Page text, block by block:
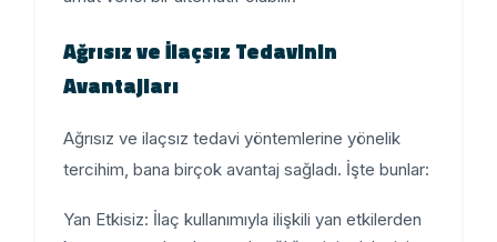
Ağrısız ve İlaçsız Tedavinin
Avantajları
Ağrısız ve ilaçsız tedavi yöntemlerine yönelik
tercihim, bana birçok avantaj sağladı. İşte bunlar:
Yan Etkisiz: İlaç kullanımıyla ilişkili yan etkilerden